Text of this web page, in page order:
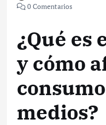
0 Comentarios
¿Qué es
y cómo
medios?